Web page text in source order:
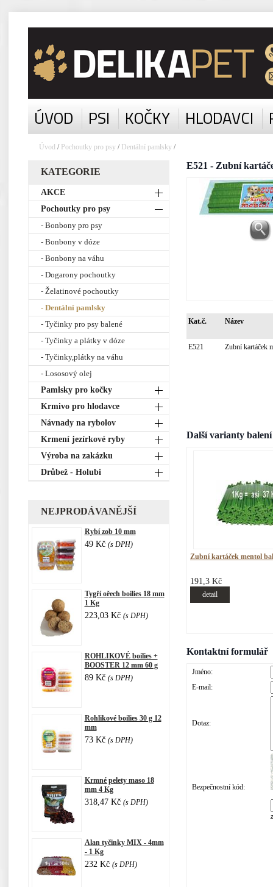
ÚVOD PSI KOČKY HLODAVCI
Úvod / Pochoutky pro psy / Dentální pamlsky/
KATEGORIE
AKCE
Pochoutky pro psy
- Bonbony pro psy
- Bonbony v dóze
- Bonbony na váhu
- Dogarony pochoutky
- Želatinové pochoutky
- Dentální pamlsky
- Tyčinky pro psy balené
- Tyčinky a plátky v dóze
- Tyčinky,plátky na váhu
- Lososový olej
Pamlsky pro kočky
Krmivo pro hlodavce
Návnady na rybolov
Krmení jezírkové ryby
Výroba na zakázku
Drůbež - Holubi
NEJPRODÁVANĚJŠÍ
Rybí zob 10 mm
49 Kč (s DPH)
Tygří ořech boilies 18 mm
1 Kg
223,03 Kč (s DPH)
ROHLIKOVÉ boilies +
BOOSTER 12 mm 60 g
89 Kč (s DPH)
Rohlikové boilies 30 g 12
mm
73 Kč (s DPH)
Krmné pelety maso 18
mm 4 Kg
318,47 Kč (s DPH)
Alan tyčinky MIX - 4mm
- 1 Kg
232 Kč (s DPH)
E521 - Zubní
Kat.č. Název
E521 Zubní kartáček
Další varianty balení
Zubní kartáček mentol
191,3 Kč
detail
Kontaktní formulář
Jméno:
E-mail:
Dotaz:
Bezpečnostní kód: